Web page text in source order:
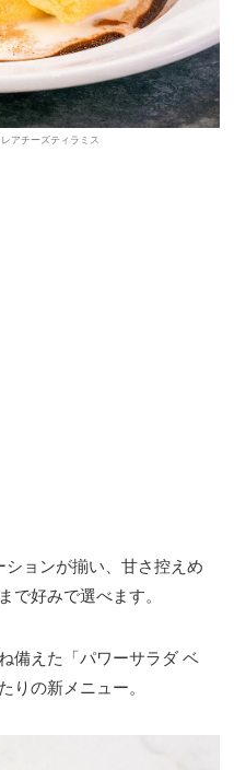
アチーズティラミス
ョンが揃い、甘さ控えめ
で好みで選べます。
備えた「パワーサラダ ベ
りの新メニュー。